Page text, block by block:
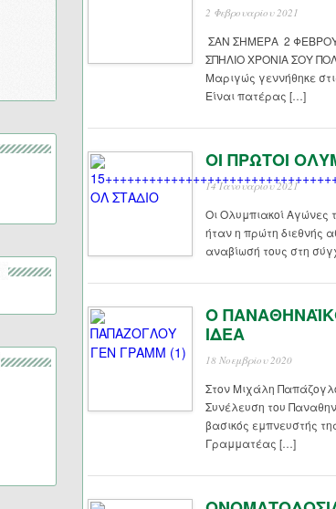
2 Φεβρουαρίου 2021
ΣΑΝ ΣΗΜΕΡΑ 2
ΣΠΗΛΙΟ ΧΡΟΝΙΑ ΣΟΥ
Μαριγώς γεννήθηκε
Είναι πατέρας […]
ΟΙ ΠΡΩΤΟΙ
14 Ιανουαρίου 2021
Οι Ολυμπιακοί Αγώνες
ήταν η πρώτη διεθνής
αναβίωσή τους στη
Ο
ΙΔΕΑ
18 Νοεμβρίου 2020
Στον Μιχάλη
Συνέλευση του
βασικός εμπνευστής
Γραμματέας […]